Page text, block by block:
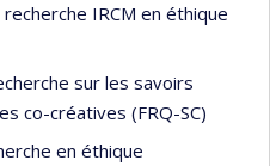
IRCM en éthique
sur les savoirs
co-créatives (FRQ-SC)
en éthique